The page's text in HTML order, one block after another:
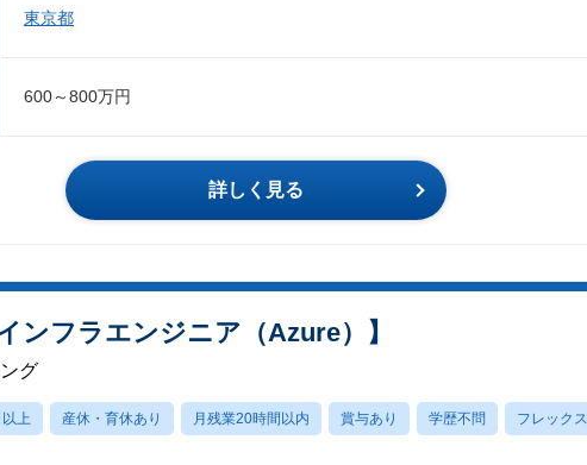
東京都
600～800万円
詳しく見る
ンフラエンジニア（Azure）】
グ
上 産休・育休あり 月残業20時間以内 賞与あり 学歴不問 フレックス